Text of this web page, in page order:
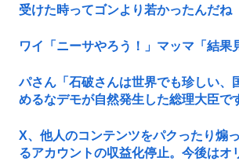
受けた時ってゴンより若かったんだね
ワイ「ニーサやろう！」マッマ「結果
パさん「石破さんは世界でも珍しい、
めるなデモが自然発生した総理大臣で
X、他人のコンテンツをパクったり煽
るアカウントの収益化停止。今後はオ